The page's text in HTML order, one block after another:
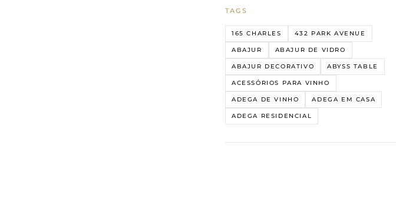
TAGS
165 CHARLES 432 PARK AVENUE
ABAJUR ABAJUR DE VIDRO
ABAJUR DECORATIVO ABYSS TABLE
ACESSÓRIOS PARA VINHO
ADEGA DE VINHO ADEGA EM CASA
ADEGA RESIDENCIAL